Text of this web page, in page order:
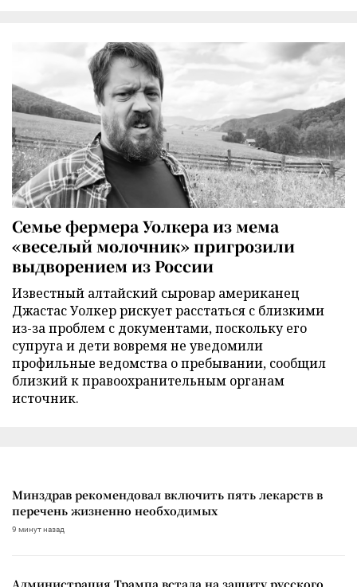
Семье фермера Уолкера из мема
«веселый молочник» пригрозили
выдворением из России
Известный алтайский сыровар американец
Джастас Уолкер рискует расстаться с близкими
из-за проблем с документами, поскольку его
супруга и дети вовремя не уведомили
профильные ведомства о пребывании, сообщил
близкий к правоохранительным органам
источник.
Минздрав рекомендовал включить пять лекарств в
перечень жизненно необходимых
9 минут назад
Администрация Трампа встала на защиту русского